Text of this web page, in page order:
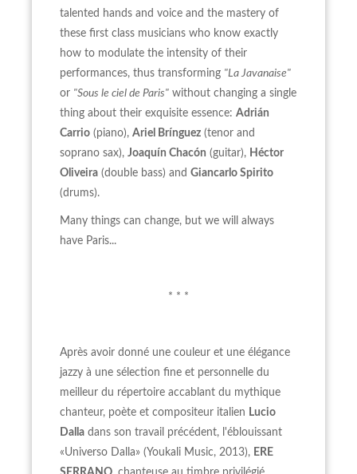
talented hands and voice and the mastery of
these first class musicians who know exactly
how to modulate the intensity of their
performances, thus transforming "La Javanaise"
or "Sous le ciel de Paris" without changing a single
thing about their exquisite essence: Adrián
Carrio (piano), Ariel Brínguez (tenor and
soprano sax), Joaquín Chacón (guitar), Héctor
Oliveira (double bass) and Giancarlo Spirito
(drums).
Many things can change, but we will always
have Paris...
* * *
Après avoir donné une couleur et une élégance
jazzy à une sélection fine et personnelle du
meilleur du répertoire accablant du mythique
chanteur, poète et compositeur italien Lucio
Dalla dans son travail précédent, l'éblouissant
«Universo Dalla» (Youkali Music, 2013), ERE